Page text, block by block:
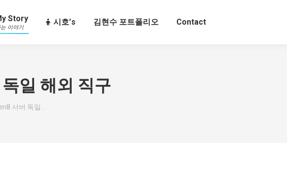
Story
는 이야기
시호’s 김현수 포트폴리오 Contact
일 해외 직구
서버 독일…